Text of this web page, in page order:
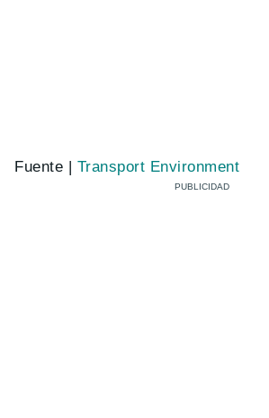
Fuente | Transport Environment